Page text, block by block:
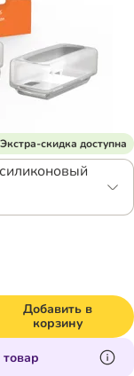
скидка доступна
Добавить в
корзину